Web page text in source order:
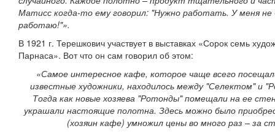
Матисс когда-то ему говорил: "Нужно работать. У меня не
работаю!"».
В 1921 г. Терешкович участвует в выставках «Сорок семь
Парнаса». Вот что он сам говорил об этом:
«Самое интересное кафе, которое чаще всего
известные художники, находилось между "Селектом" и
Тогда как новые хозяева "Ротонды" помещали на ее
украшали настоящие полотна. Здесь можно было
(хозяин кафе) умножил цены во много раз – за